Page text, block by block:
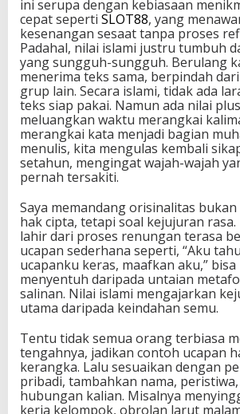
ini serupa dengan kebiasaan
cepat seperti SLOT88, yang
kesenangan sesaat tanpa proses
Padahal, nilai islami justru tumbuh
yang sungguh-sungguh. Berulang
menerima teks sama, berpindah
grup lain. Secara islami, tidak ada
teks siap pakai. Namun ada nilai
meluangkan waktu merangkai
merangkai kata menjadi bagian
menulis, kita mengulas kembali
setahun, mengingat wajah-wajah
pernah tersakiti.
Saya memandang orisinalitas
hak cipta, tetapi soal kejujuran
lahir dari proses renungan terasa
ucapan sederhana seperti, “Aku
ucapanku keras, maafkan aku,” bisa
menyentuh daripada untaian
salinan. Nilai islami mengajarkan
utama daripada keindahan semu.
Tentu tidak semua orang terbiasa
tengahnya, jadikan contoh ucapan
kerangka. Lalu sesuaikan dengan
pribadi, tambahkan nama,
hubungan kalian. Misalnya
kerja kelompok, obrolan larut